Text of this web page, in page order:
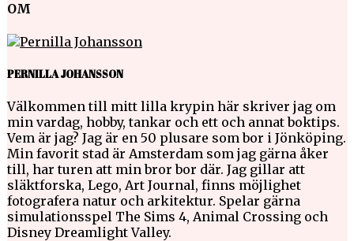
OM
PERNILLA JOHANSSON
Välkommen till mitt lilla krypin här skriver jag om
min vardag, hobby, tankar och ett och annat boktips.
Vem är jag? Jag är en 50 plusare som bor i Jönköping.
Min favorit stad är Amsterdam som jag gärna åker
till, har turen att min bror bor där. Jag gillar att
släktforska, Lego, Art Journal, finns möjlighet
fotografera natur och arkitektur. Spelar gärna
simulationsspel The Sims 4, Animal Crossing och
Disney Dreamlight Valley.